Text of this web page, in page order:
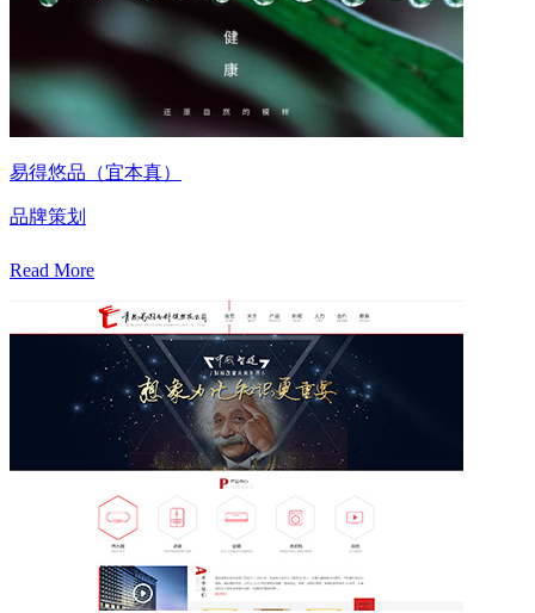
易得悠品（宜本真）
品牌策划
Read More